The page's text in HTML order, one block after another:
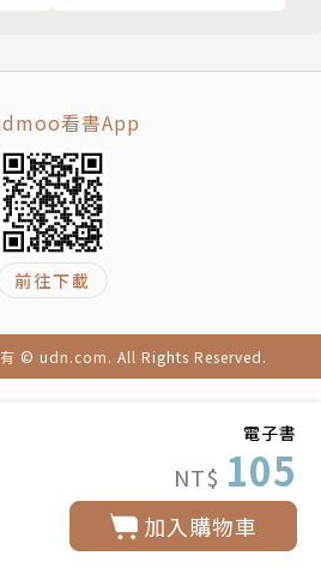
電子書
NT$ 105
加入購物車
看書App
前往下載
有 © udn.com. All Rights Reserved.